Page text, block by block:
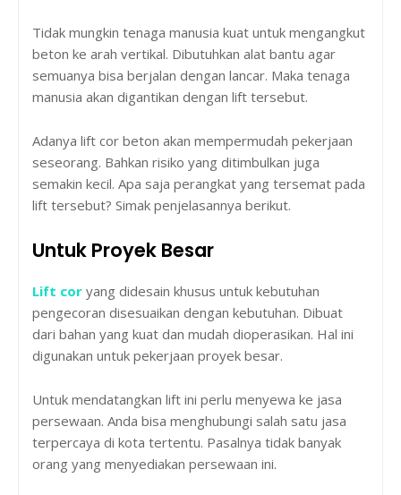
Tidak mungkin tenaga manusia kuat untuk mengangkut
beton ke arah vertikal. Dibutuhkan alat bantu agar
semuanya bisa berjalan dengan lancar. Maka tenaga
manusia akan digantikan dengan lift tersebut.
Adanya lift cor beton akan mempermudah pekerjaan
seseorang. Bahkan risiko yang ditimbulkan juga
semakin kecil. Apa saja perangkat yang tersemat pada
lift tersebut? Simak penjelasannya berikut.
Untuk Proyek Besar
Lift cor yang didesain khusus untuk kebutuhan
pengecoran disesuaikan dengan kebutuhan. Dibuat
dari bahan yang kuat dan mudah dioperasikan. Hal ini
digunakan untuk pekerjaan proyek besar.
Untuk mendatangkan lift ini perlu menyewa ke jasa
persewaan. Anda bisa menghubungi salah satu jasa
terpercaya di kota tertentu. Pasalnya tidak banyak
orang yang menyediakan persewaan ini.